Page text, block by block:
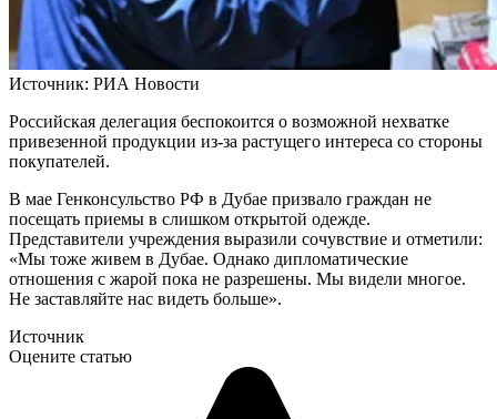
Источник: РИА Новости
Российская делегация беспокоится о возможной нехватке
привезенной продукции из-за растущего интереса со стороны
покупателей.
В мае Генконсульство РФ в Дубае призвало граждан не
посещать приемы в слишком открытой одежде.
Представители учреждения выразили сочувствие и отметили:
«Мы тоже живем в Дубае. Однако дипломатические
отношения с жарой пока не разрешены. Мы видели многое.
Не заставляйте нас видеть больше».
Источник
Оцените статью